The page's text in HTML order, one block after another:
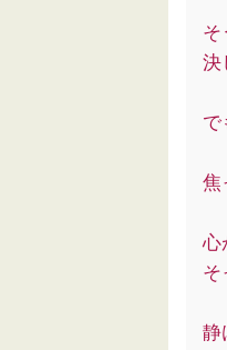
そ
決
で
焦
心
そ
静